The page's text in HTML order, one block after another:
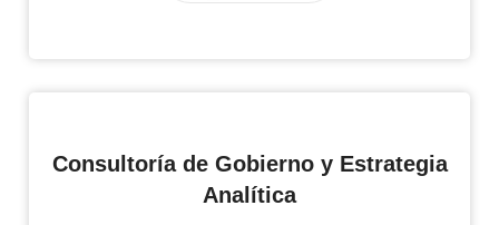
Consultoría de Gobierno y Estrategia
Analítica